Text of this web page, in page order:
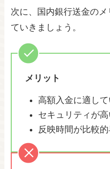
次に、国内銀行送金の
ていきましょう。
メリット
高額入金に適して
セキュリティが高
反映時間が比較的